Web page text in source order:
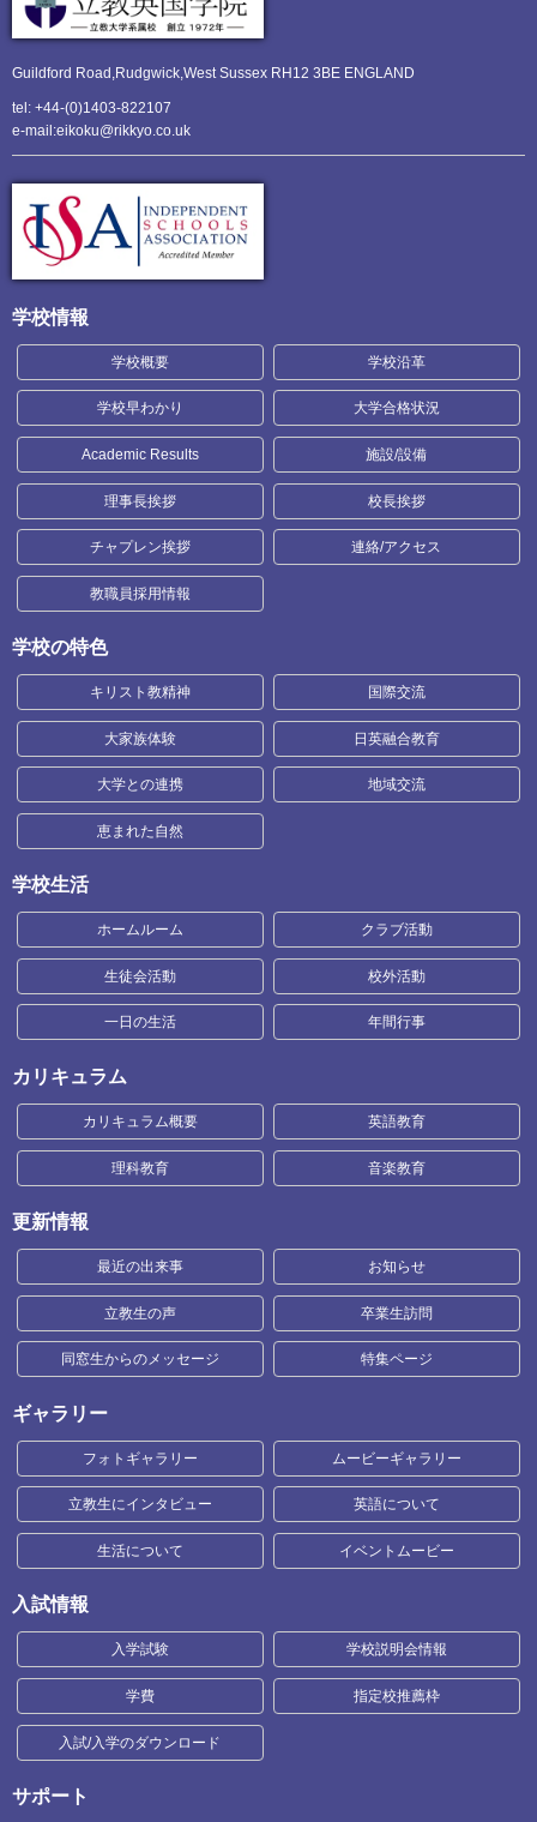
Guildford Road,Rudgwick,West Sussex RH12 3BE ENGLAND
tel: +44-(0)1403-822107
e-mail:eikoku@rikkyo.co.uk
学校情報
学校概要 学校沿革
学校早わかり 大学合格状況
Academic Results 施設/設備
理事長挨拶 校長挨拶
チャプレン挨拶 連絡/アクセス
教職員採用情報
学校の特色
キリスト教精神 国際交流
大家族体験 日英融合教育
大学との連携 地域交流
恵まれた自然
学校生活
ホームルーム クラブ活動
生徒会活動 校外活動
一日の生活 年間行事
カリキュラム
カリキュラム概要 英語教育
理科教育 音楽教育
更新情報
最近の出来事 お知らせ
立教生の声 卒業生訪問
同窓生からのメッセージ 特集ページ
ギャラリー
フォトギャラリー ムービーギャラリー
立教生にインタビュー 英語について
生活について イベントムービー
入試情報
入学試験 学校説明会情報
学費 指定校推薦枠
入試/入学のダウンロード
サポート